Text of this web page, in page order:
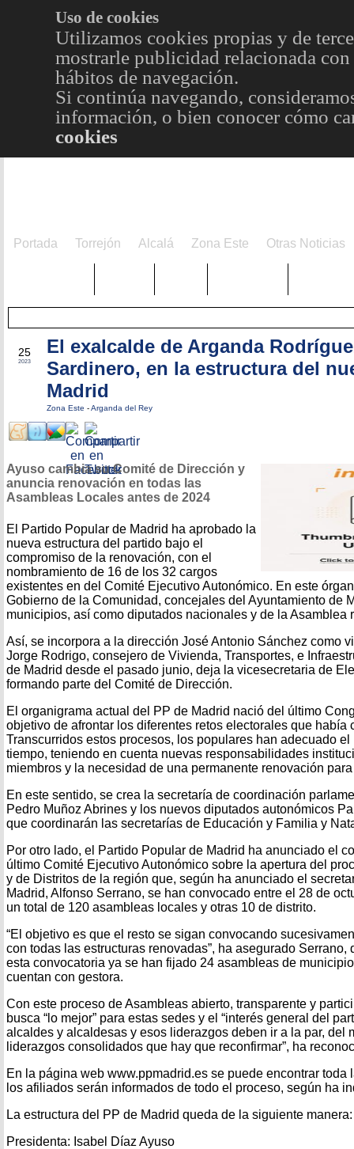
Uso de cookies
Utilizamos cookies propias y de
mostrarle publicidad relacionada
hábitos de navegación.
Si continúa navegando,
información, o bien conocer cómo
cookies
Portada Torrejón Alcalá Zona Este Otras Noticias
25
2023
El exalcalde de Arganda
Sardinero, en la estructura del
Madrid
Zona Este -Arganda del Rey
Ayuso cambia su Comité de Dirección y
anuncia renovación en todas las
Asambleas Locales antes de 2024
El Partido Popular de Madrid ha aprobado la
nueva estructura del partido bajo el
compromiso de la renovación, con el
nombramiento de 16 de los 32 cargos
existentes en del Comité Ejecutivo Autonómico. En este
Gobierno de la Comunidad, concejales del Ayuntamiento de
municipios, así como diputados nacionales y de la Asamblea
Así, se incorpora a la dirección José Antonio Sánchez como
Jorge Rodrigo, consejero de Vivienda, Transportes, e
de Madrid desde el pasado junio, deja la vicesecretaria de
formando parte del Comité de Dirección.
El organigrama actual del PP de Madrid nació del último
objetivo de afrontar los diferentes retos electorales que había
Transcurridos estos procesos, los populares han adecuado
tiempo, teniendo en cuenta nuevas responsabilidades
miembros y la necesidad de una permanente renovación
En este sentido, se crea la secretaría de coordinación
Pedro Muñoz Abrines y los nuevos diputados autonómicos
que coordinarán las secretarías de Educación y Familia y
Por otro lado, el Partido Popular de Madrid ha anunciado el
último Comité Ejecutivo Autonómico sobre la apertura del
y de Distritos de la región que, según ha anunciado el
Madrid, Alfonso Serrano, se han convocado entre el 28 de
un total de 120 asambleas locales y otras 10 de distrito.
“El objetivo es que el resto se sigan convocando
con todas las estructuras renovadas”, ha asegurado
esta convocatoria ya se han fijado 24 asambleas de
cuentan con gestora.
Con este proceso de Asambleas abierto, transparente y
busca “lo mejor” para estas sedes y el “interés general del
alcaldes y alcaldesas y esos liderazgos deben ir a la par, del
liderazgos consolidados que hay que reconfirmar”, ha
En la página web www.ppmadrid.es se puede encontrar toda
los afiliados serán informados de todo el proceso, según ha
La estructura del PP de Madrid queda de la siguiente manera:
Presidenta: Isabel Díaz Ayuso